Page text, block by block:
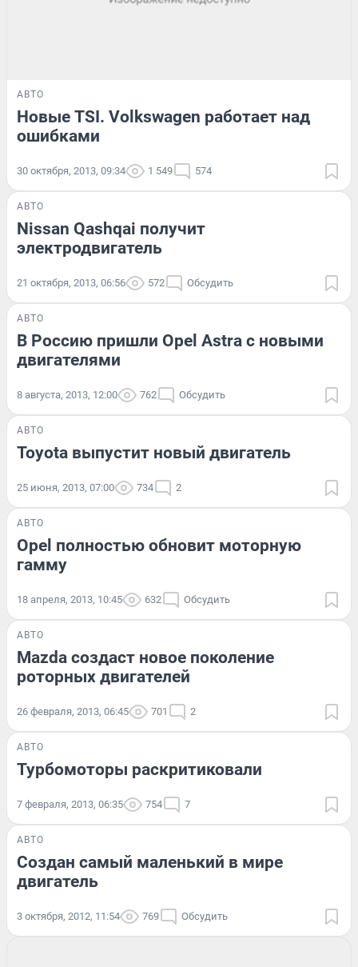
АВТО
Новые TSI. Volkswagen работает над
ошибками
30 октября, 2013, 09:34 1 549 574
АВТО
Nissan Qashqai получит
электродвигатель
21 октября, 2013, 06:56 572 Обсудить
АВТО
В Россию пришли Opel Astra с новыми
двигателями
8 августа, 2013, 12:00 762 Обсудить
АВТО
Toyota выпустит новый двигатель
25 июня, 2013, 07:00 734 2
АВТО
Opel полностью обновит моторную
гамму
18 апреля, 2013, 10:45 632 Обсудить
АВТО
Mazda создаст новое поколение
роторных двигателей
26 февраля, 2013, 06:45 701 2
АВТО
Турбомоторы раскритиковали
7 февраля, 2013, 06:35 754 7
АВТО
Создан самый маленький в мире
двигатель
3 октября, 2012, 11:54 769 Обсудить